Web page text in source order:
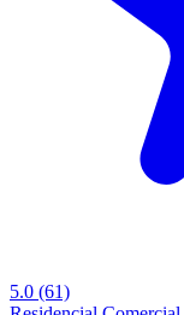
5.0 (61)